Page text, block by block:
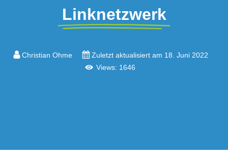
Linknetzwerk
Christian Ohme
Zuletzt aktualisiert am 18. Juni 2022
Views: 1646